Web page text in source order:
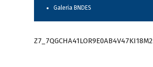
Galeria BNDES
Z7_7QGCHA41LOR9E0AB4V47KI18M2